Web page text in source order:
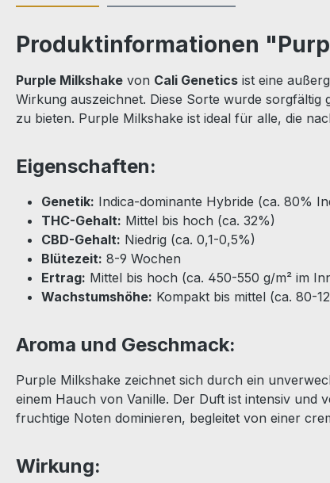
Produktinformationen
Purple Milkshake von Cali Genetics ist eine
Wirkung auszeichnet. Diese Sorte wurde
zu bieten. Purple Milkshake ist ideal für alle, die
Eigenschaften:
Genetik: Indica-dominante Hybride (ca. 80%
THC-Gehalt: Mittel bis hoch (ca. 32%)
CBD-Gehalt: Niedrig (ca. 0,1-0,5%)
Blütezeit: 8-9 Wochen
Ertrag: Mittel bis hoch (ca. 450-550 g/m² im
Wachstumshöhe: Kompakt bis mittel (ca. 80-
Aroma und Geschmack:
Purple Milkshake zeichnet sich durch ein
einem Hauch von Vanille. Der Duft ist intensiv und
fruchtige Noten dominieren, begleitet von einer
Wirkung: